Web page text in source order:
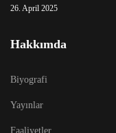
26. April 2025
Hakkımda
Biyografi
Yayınlar
Faaliyetler